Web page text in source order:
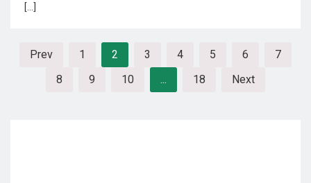
[...]
Prev 1 2 3 4 5 6
7
8
9 10 ... 18 Next